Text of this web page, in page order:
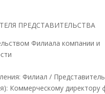
ПРЕДСТАВИТЕЛЬСТВА
Филиала компании и
Филиал /
Коммерческому директору